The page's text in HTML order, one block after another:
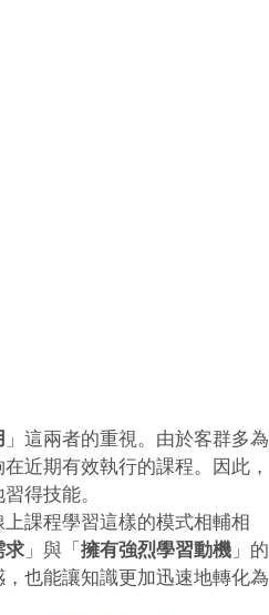
」這兩者的重視。由於客群多為
近期有效執行的課程。因此，
得技能。
課程學習這樣的模式相輔相
求 」與「 擁有強烈學習動機 」的
也能讓知識更加迅速地轉化為